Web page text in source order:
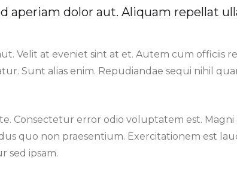
aperiam dolor aut. Aliquam repellat
Velit at eveniet sint at et. Autem cum officiis
Sunt alias enim. Repudiandae sequi nihil
Consectetur error odio voluptatem est.
quo non praesentium. Exercitationem est
sed ipsam.